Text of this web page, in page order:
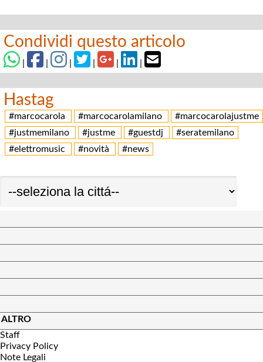
Condividi questo articolo
Hastag
#marcocarola #marcocarolamilano
#marcocarolajustme
#justmemilano
#justme #guestdj
#seratemilano
#elettromusic
#novità #news
ALTRO
Staff
Privacy Policy
Note Legali